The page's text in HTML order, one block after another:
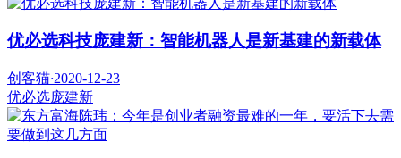
优必选科技庞建新：智能机器人是新基建的新载体
创客猫·2020-12-23
优必选庞建新